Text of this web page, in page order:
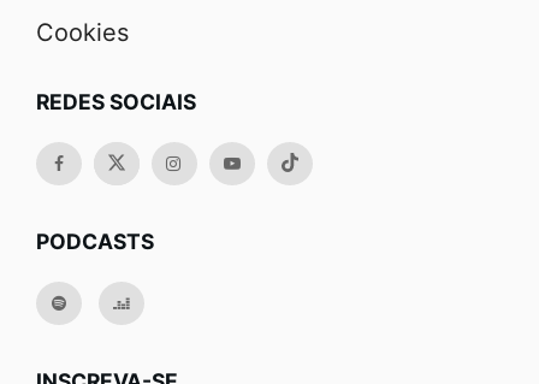
Cookies
REDES SOCIAIS
PODCASTS